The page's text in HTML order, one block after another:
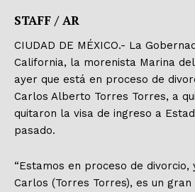
STAFF / AR
CIUDAD DE MÉXICO.- La
California, la morenista Marina
ayer que está en proceso de
Carlos Alberto Torres Torres, a
quitaron la visa de ingreso a
pasado.
“Estamos en proceso de
Carlos (Torres Torres), es un